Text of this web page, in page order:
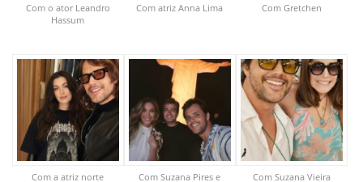
Com o ator Leandro
Hassum
Com atriz Anna Lima Com Gretchen
Com a atriz norte
Com Suzana Pires e
Com Suzana Vieira